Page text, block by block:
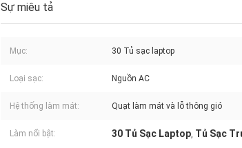
Sự miêu tả
Mục: 30 Tủ sạc laptop
Loại sạc: Nguồn AC
Hệ thống làm mát: Quạt làm mát và lỗ thông gió
Làm nổi bật: 30 Tủ Sạc Laptop, Tủ Sạc